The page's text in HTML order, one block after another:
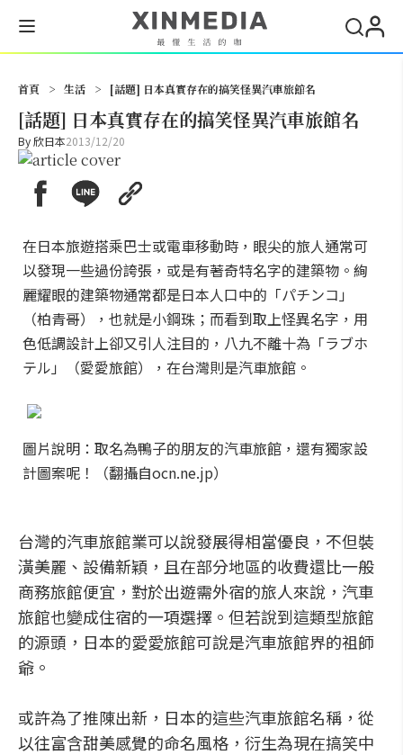
首頁 > 生活 > [話題] 日本真實存在的搞笑怪異汽車旅館名
[話題] 日本真實存在的搞笑怪異汽車旅館名
By欣日本2013/12/20
在日本旅遊搭乘巴士或電車移動時，眼尖的旅人通常可
以發現一些過份誇張，或是有著奇特名字的建築物。絢
麗耀眼的建築物通常都是日本人口中的「パチンコ」
（柏青哥），也就是小鋼珠；而看到取上怪異名字，用
色低調設計上卻又引人注目的，八九不離十為「ラブホ
テル」（愛愛旅館），在台灣則是汽車旅館。
圖片說明：取名為鴨子的朋友的汽車旅館，還有獨家設
計圖案呢！（翻攝自ocn.ne.jp）
台灣的汽車旅館業可以說發展得相當優良，不但裝
潢美麗、設備新穎，且在部分地區的收費還比一般
商務旅館便宜，對於出遊需外宿的旅人來說，汽車
旅館也變成住宿的一項選擇。但若說到這類型旅館
的源頭，日本的愛愛旅館可說是汽車旅館界的祖師
爺。
或許為了推陳出新，日本的這些汽車旅館名稱，從
以往富含甜美感覺的命名風格，衍生為現在搞笑中